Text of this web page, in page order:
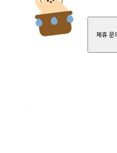
제휴 문